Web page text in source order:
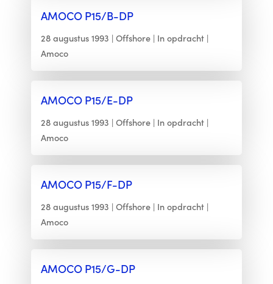
AMOCO P15/B-DP
28 augustus 1993 Offshore
In opdracht
Amoco
AMOCO P15/E-DP
28 augustus 1993 Offshore
In opdracht
Amoco
AMOCO P15/F-DP
28 augustus 1993 Offshore
In opdracht
Amoco
AMOCO P15/G-DP